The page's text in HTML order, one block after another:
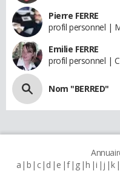
Pierre FERRE
profil personnel |
Emilie FERRE
profil personnel |
Nom "BERRED"
a b c d e f g h i j k